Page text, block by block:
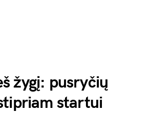
žygį: pusryčių
startui